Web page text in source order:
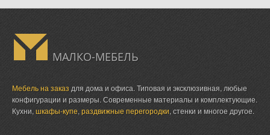
МАЛКО-МЕБЕЛЬ
Мебель на заказ для дома и офиса. Типовая и эксклюзивная, любые
конфигурации и размеры. Современные материалы и комплектующие.
Кухни, шкафы-купе, раздвижные перегородки, стенки и многое другое.